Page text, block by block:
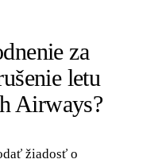
za
letu
Airways?
žiadosť o